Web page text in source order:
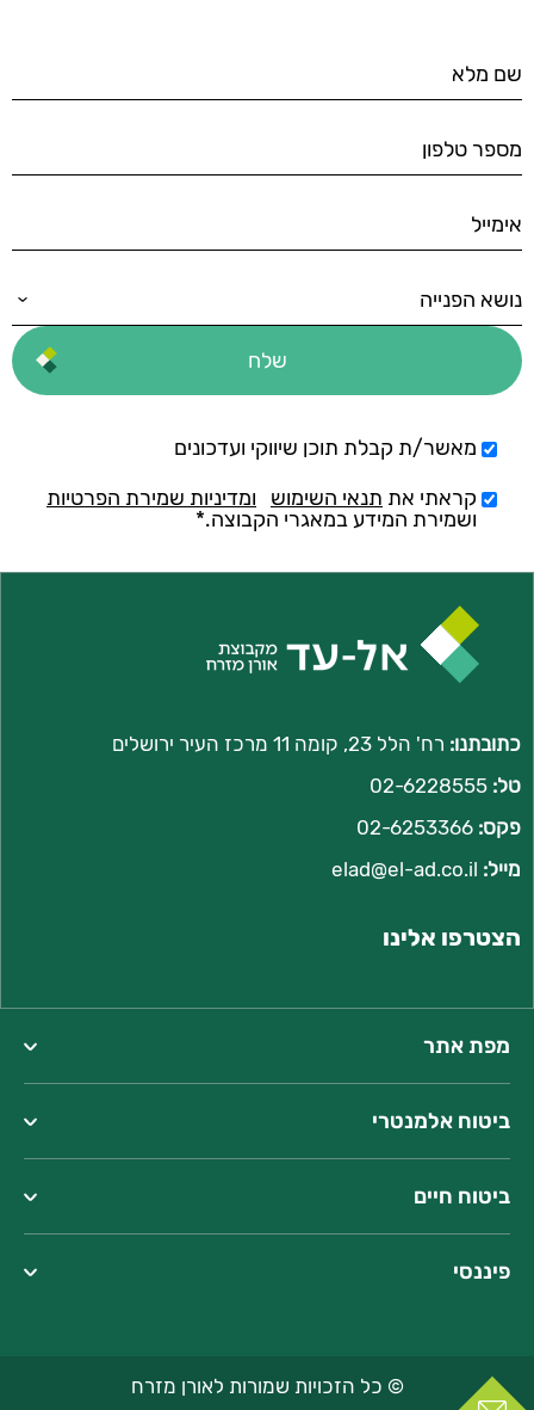
מאשר/ת קבלת תוכן שיווקי ועדכונים
קראתי את תנאי השימוש
ומדיניות שמירת הפרטיות
ושמירת המידע במאגרי הקבוצה.*
כתובתנו: רח' הלל 23, קומה 11 מרכז העיר ירושלים
טל: 02-6228555
פקס:
מייל: elad@el-ad.co.il
הצטרפו אלינו
מפת אתר
ביטוח אלמנטרי
ביטוח חיים
פיננסי
© כל הזכויות שמורות לאורן מזרח